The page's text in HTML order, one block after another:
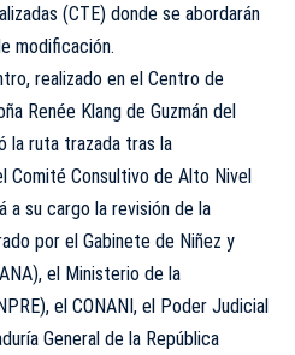
(CTE) donde se abordarán
modificación.
realizado en el Centro de
Renée Klang de Guzmán del
la ruta trazada tras la
Comité Consultivo de Alto Nivel
a su cargo la revisión de la
por el Gabinete de Niñez y
el Ministerio de la
el CONANI, el Poder Judicial
General de la República